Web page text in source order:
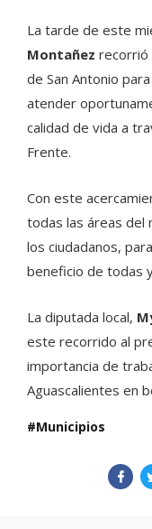
La tarde de este
Montañez recorrió
de San Antonio
atender
calidad de vida a
Frente.
Con este
todas las áreas del
los ciudadanos,
beneficio de todas
La diputada local,
este recorrido al
importancia de
Aguascalientes en
Municipios